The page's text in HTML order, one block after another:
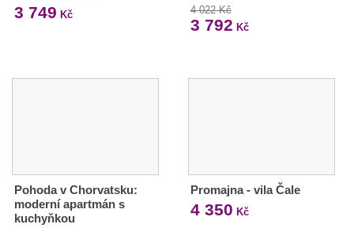
3 749 Kč 4 022 Kč
3 792 Kč
Pohoda v Chorvatsku:
moderní apartmán s
kuchyňkou
Promajna - vila Čale
4 350 Kč